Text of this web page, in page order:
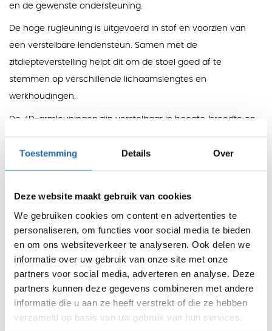
Toestemming Details Over
Deze website maakt gebruik van cookies
We gebruiken cookies om content en advertenties te
personaliseren, om functies voor social media te bieden
en om ons websiteverkeer te analyseren. Ook delen we
informatie over uw gebruik van onze site met onze
partners voor social media, adverteren en analyse. Deze
partners kunnen deze gegevens combineren met andere
informatie die u aan ze heeft verstrekt of die ze hebben
verzameld op basis van uw gebruik van hun services.
en de gewenste ondersteuning.
De hoge rugleuning is uitgevoerd in stof en voorzien van
een verstelbare lendensteun. Samen met de
zitdiepteverstelling helpt dit om de stoel goed af te
stemmen op verschillende lichaamslengtes en
werkhoudingen.
De 4D-armleuningen zijn verstelbaar in hoogte, breedte en
diepte en kunnen daarnaast worden gedraaid. Hierdoor
sluiten de armsteunen beter aan op de houding van de
gebruiker tijdens lange werkdagen achter het bureau.
Gewichtsregeling: in meerdere stappen instelbaar
Zitdiepte:verstelbaar
verstelbaar
Armleuningen:4D verstelbaar in hoogte, breedte en
diepte en draaibaar
Eigenschappen